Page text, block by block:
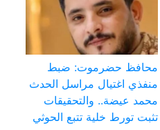
محافظ حضرموت: ضبط
منفذي اغتيال مراسل الحدث
محمد عيضة.. والتحقيقات
تثبت تورط خلية تتبع الحوثي